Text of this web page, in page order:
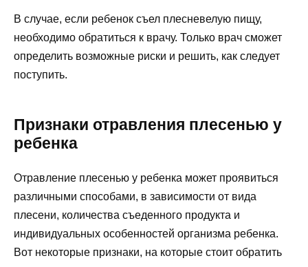
В случае, если ребенок съел плесневелую пищу,
необходимо обратиться к врачу. Только врач сможет
определить возможные риски и решить, как следует
поступить.
Признаки отравления плесенью у
ребенка
Отравление плесенью у ребенка может проявиться
различными способами, в зависимости от вида
плесени, количества съеденного продукта и
индивидуальных особенностей организма ребенка.
Вот некоторые признаки, на которые стоит обратить